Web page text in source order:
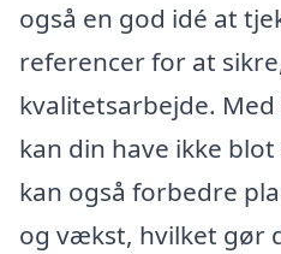
også en god idé at
referencer for at
kvalitetsarbejde.
kan din have ikke
kan også forbedre
og vækst, hvilket gør